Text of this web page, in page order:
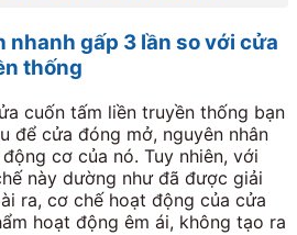
nhanh gấp 3 lần so với cửa
thống
cuốn tấm liền truyền thống bạn
để cửa đóng mở, nguyên nhân
cơ của nó. Tuy nhiên, với
này dường như đã được giải
ra, cơ chế hoạt động của cửa
hoạt động êm ái, không tạo ra